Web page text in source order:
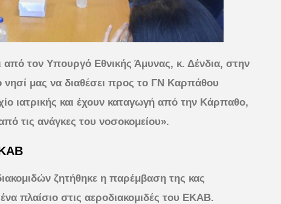
από τον Υπουργό Εθνικής Άμυνας, κ. Δένδια, στην
μας να διαθέσει προς το ΓΝ Καρπάθου
ιατρικής και έχουν καταγωγή από την Κάρπαθο,
τις ανάγκες του νοσοκομείου».
ζητήθηκε η παρέμβαση της κας
πλαίσιο στις αεροδιακομιδές του ΕΚΑΒ.